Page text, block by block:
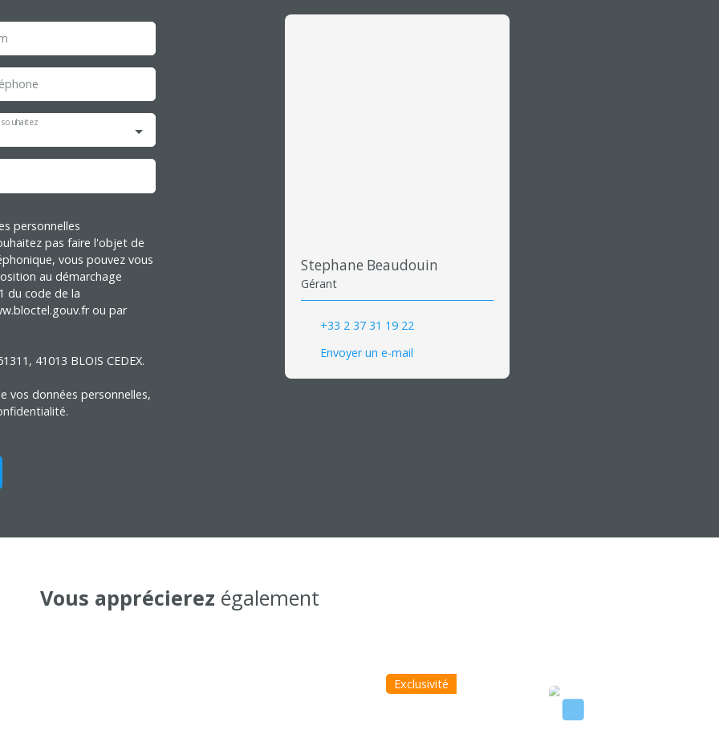
souhaitez
personnelles
pas faire l'objet de
vous pouvez vous
au démarchage
du code de la
ou par
41013 BLOIS CEDEX.
vos données personnelles,
.
Stephane Beaudouin
Gérant
+33 2 37 31 19 22
Envoyer un e-mail
Vous apprécierez également